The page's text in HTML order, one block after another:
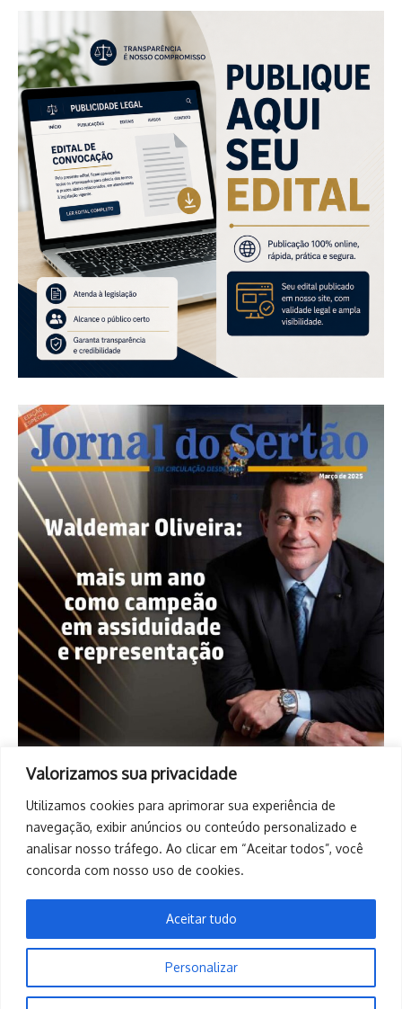
Valorizamos sua privacidade
Utilizamos cookies para aprimorar sua experiência de
navegação, exibir anúncios ou conteúdo personalizado e
analisar nosso tráfego. Ao clicar em “Aceitar todos”, você
concorda com nosso uso de cookies.
Personalizar
Aceitar tudo